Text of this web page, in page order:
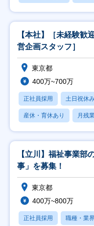
【本社】［未経験歓
営企画スタッフ］
東京都
400万~700万
正社員採用 土日祝休
産休・育休あり 月残
【立川】福祉事業部
事」を募集！
東京都
400万~800万
正社員採用 職種・業